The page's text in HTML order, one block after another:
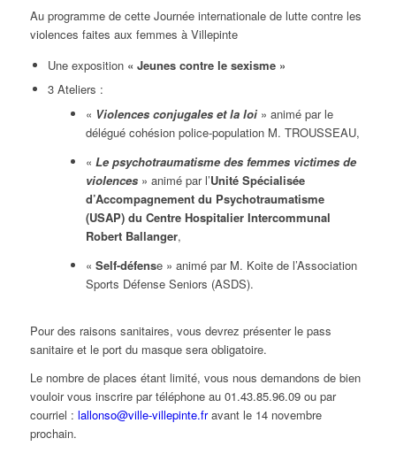
Au programme de cette Journée internationale de lutte contre les
violences faites aux femmes à Villepinte
Une exposition « Jeunes contre le sexisme »
3 Ateliers :
« Violences conjugales et la loi » animé par le
délégué cohésion police-population M. TROUSSEAU,
« Le psychotraumatisme des femmes victimes de
violences» animé par l’Unité Spécialisée
d’Accompagnement du Psychotraumatisme
(USAP) du Centre Hospitalier Intercommunal
Robert Ballanger,
« Self-défense » animé par M. Koite de l’Association
Sports Défense Seniors (ASDS).
Pour des raisons sanitaires, vous devrez présenter le pass
sanitaire et le port du masque sera obligatoire.
Le nombre de places étant limité, vous nous demandons de bien
vouloir vous inscrire par téléphone au 01.43.85.96.09 ou par
courriel : lallonso@ville-villepinte.fravant le 14 novembre
prochain.